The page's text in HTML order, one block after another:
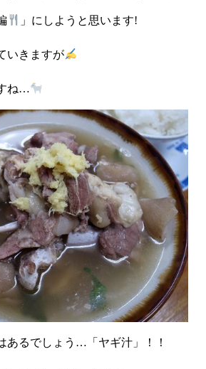
」にしようと思います!
いきますが
ね…
あるでしょう…「ヤギ汁」！！